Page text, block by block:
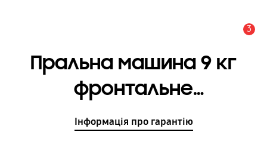
3
Пральна машина 9 кг
фронтальне
завантаження Eco
Інформація про гарантію